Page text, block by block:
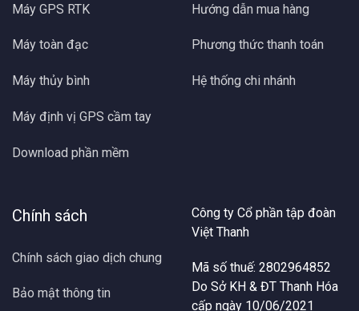
Máy GPS RTK
Máy toàn đạc
Máy thủy bình
Máy định vị GPS cầm tay
Download phần mềm
Hướng dẫn mua hàng
Phương thức thanh toán
Hệ thống chi nhánh
Chính sách
Chính sách giao dịch chung
Bảo mật thông tin
Công ty Cổ phần tập đoàn
Việt Thanh
Mã số thuế: 2802964852
Do Sở KH & ĐT Thanh Hóa
cấp ngày 10/06/2021